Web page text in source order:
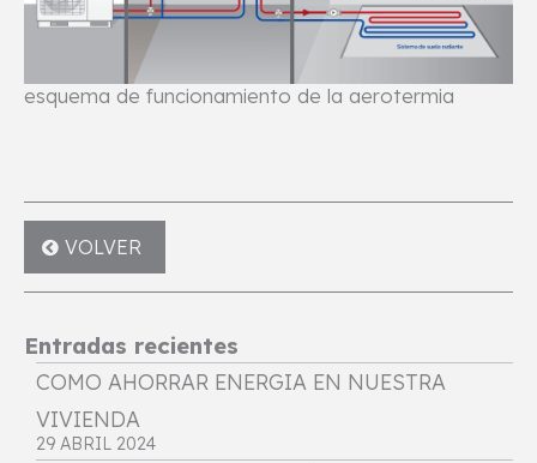
esquema de funcionamiento de la aerotermia
VOLVER
Entradas recientes
COMO AHORRAR ENERGIA EN NUESTRA
VIVIENDA
29 ABRIL 2024